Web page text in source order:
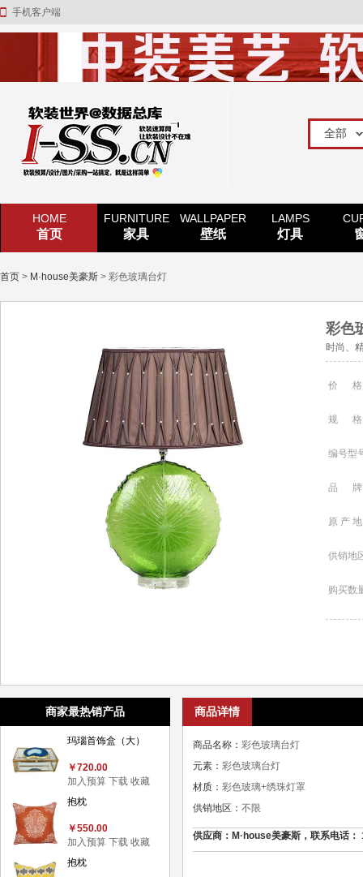
手机客户端
HOME
首页
FURNITURE
家具
WALLPAPER
壁纸
LAMPS
灯具
首页 > M·house美豪斯 > 彩色玻璃台灯
彩色
时尚、
价 格
规 格
编号型
品 牌
原 产
供销地
购买数
商家最热销产品
玛瑙首饰盒（大）
￥720.00
加入预算 下载 收藏
抱枕
￥550.00
加入预算 下载 收藏
抱枕
商品详情
商品名称： 彩色玻璃台灯
元素： 彩色玻璃台灯
材质： 彩色玻璃+绣珠灯罩
供销地区： 不限
供应商：M·house美豪斯，联系电话